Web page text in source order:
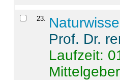
23.
Prof. Dr.
Laufzeit: